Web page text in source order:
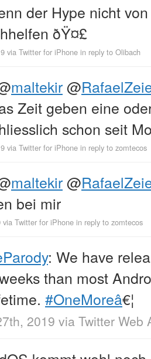
der Hype nicht
ðŸ¤£
via Twitter for iPhone in reply to Olibach
maltekir@
Zeit geben eine
schon seit
via Twitter for iPhone in reply to zomtecos
maltekir@
bei mir
via Twitter for iPhone in reply to zomtecos
: We have
than most
#OneMoreâ€¦
2019 via Twitter Web